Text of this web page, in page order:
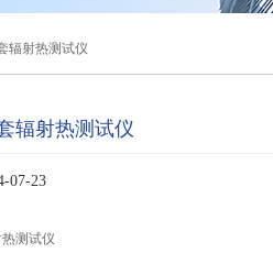
辐射热测试仪
辐射热测试仪
07-23
测试仪